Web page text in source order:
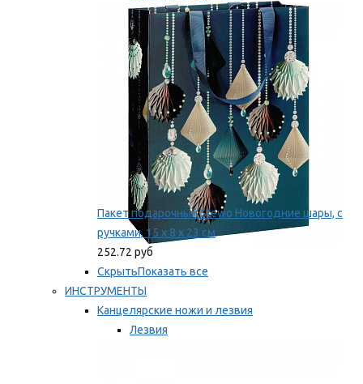
Ленты, бобины
Мы рекомендуем
Пакет подарочный Stewo Новогодние шары, с
ручками, 15 х 8 х 23 см
252.72 руб
СкрытьПоказать все
ИНСТРУМЕНТЫ
Канцелярские ножи и лезвия
Лезвия